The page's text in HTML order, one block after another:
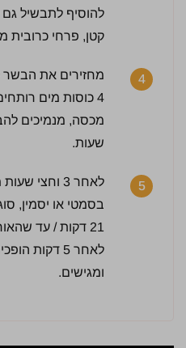
להוסיף לתבשיל גם
קטן, פרחי כרובית
4
מחזירים את הבשר
4 כוסות מים
מכסה, מנמיכים
שעות.
5
בסמטי או יסמין,
21 דקות / עד
לאחר 5 דקות
ומגישים.